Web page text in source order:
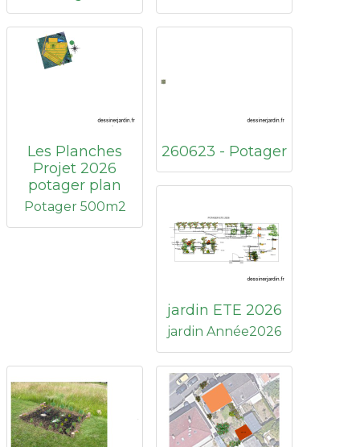
Les Planches
Projet 2026
potager plan
Potager 500m2
260623 - Potager
jardin ETE 2026
jardin Année2026